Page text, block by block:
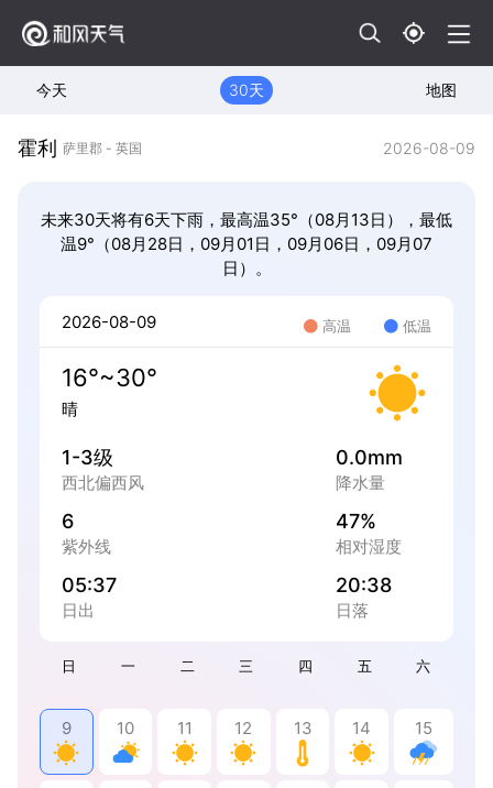
今天 30天 地图
霍利 萨里郡 - 英国 2026-08-09
未来30天将有6天下雨，最高温35°（08月13日），最低
温9°（08月28日，09月01日，09月06日，09月07
日）。
日 一 二 三 四 五 六
9 10 11 12 13 14 15
2026-08-09 高温 低温
16°~30°
晴
1-3级
西北偏西风
0.0mm
降水量
6
紫外线
47%
相对湿度
05:37
日出
20:38
日落